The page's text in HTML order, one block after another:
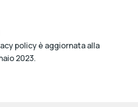
policy è aggiornata alla
2023.